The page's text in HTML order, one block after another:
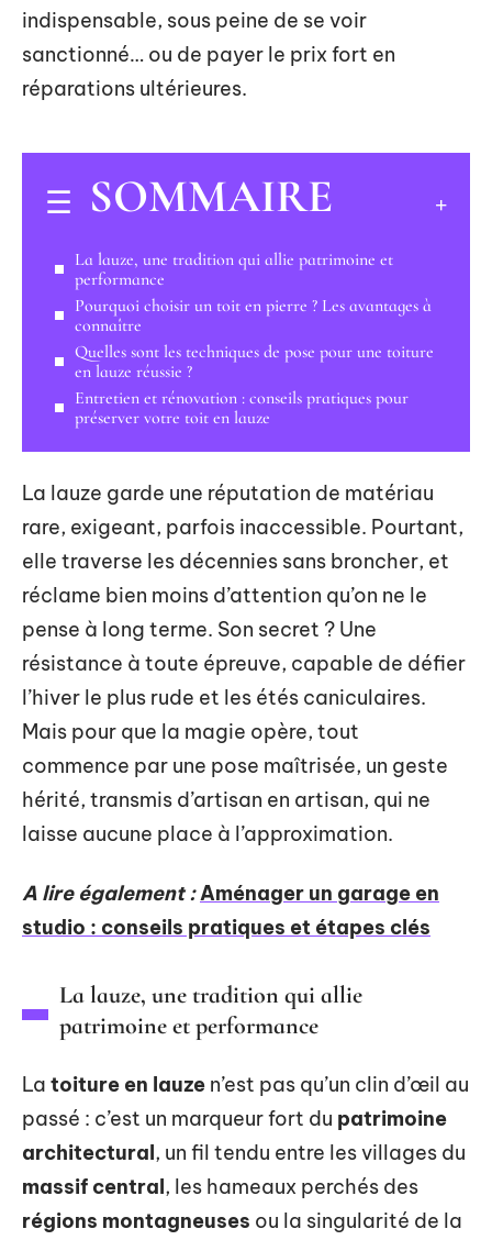
indispensable, sous peine de se voir
sanctionné… ou de payer le prix fort en
réparations ultérieures.
SOMMAIRE
La lauze, une tradition qui allie patrimoine et
performance
Pourquoi choisir un toit en pierre ? Les avantages à
connaître
Quelles sont les techniques de pose pour une toiture
en lauze réussie ?
Entretien et rénovation : conseils pratiques pour
préserver votre toit en lauze
La lauze garde une réputation de matériau
rare, exigeant, parfois inaccessible. Pourtant,
elle traverse les décennies sans broncher, et
réclame bien moins d’attention qu’on ne le
pense à long terme. Son secret ? Une
résistance à toute épreuve, capable de défier
l’hiver le plus rude et les étés caniculaires.
Mais pour que la magie opère, tout
commence par une pose maîtrisée, un geste
hérité, transmis d’artisan en artisan, qui ne
laisse aucune place à l’approximation.
A lire également : Aménager un garage en
studio : conseils pratiques et étapes clés
La lauze, une tradition qui allie
patrimoine et performance
La toiture en lauze n’est pas qu’un clin d’œil au
passé : c’est un marqueur fort du patrimoine
architectural, un fil tendu entre les villages du
massif central, les hameaux perchés des
régions montagneuses ou la singularité de la